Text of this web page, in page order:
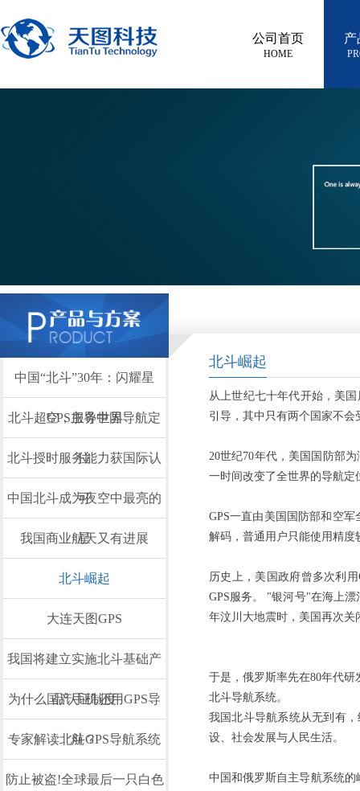
公司首页
HOME
产
中国“北斗”30年：闪耀星
空，服务世界
北斗超GPS主导中国导航定
位
北斗授时服务能力获国际认
可
中国北斗成为夜空中最亮的
星
我国商业航天又有进展
北斗崛起
大连天图GPS
我国将建立实施北斗基础产
品认证制度
为什么国产手机还用GPS导
航？
专家解读北斗GPS导航系统
防止被盗!全球最后一只白色
北斗崛起
从上世纪七十年代开始，美
引导，其中只有两个国家不会
20世纪70年代，美国国防部
一时间改变了全世界的导航定
GPS一直由美国国防部和空
解码，普通用户只能使用精
历史上，美国政府曾多次利
GPS服务。 "银河号"在海上
年汶川大地震时，美国再次关
于是，俄罗斯率先在80年代
北斗导航系统。
我国北斗导航系统从无到有
设、社会发展与人民生活。
中国和俄罗斯自主导航系统